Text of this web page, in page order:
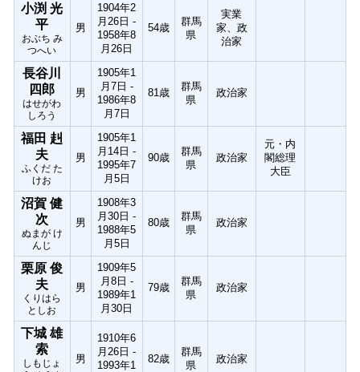
小渕 光
平
おぶち み
つへい
男
1904年2
月26日 -
1958年8
月26日
54歳
群馬
県
実業
家、政
治家
長谷川
四郎
はせがわ
しろう
男
1905年1
月7日 -
1986年8
月7日
81歳
群馬
県
政治家
福田 赳
夫
ふくだ た
けお
男
1905年1
月14日 -
1995年7
月5日
90歳
群馬
県
政治家
元・内
閣総理
大臣
沼賀 健
次
ぬまが け
んじ
男
1908年3
月30日 -
1988年5
月5日
80歳
群馬
県
政治家
栗原 俊
夫
くりはら
としお
男
1909年5
月8日 -
1989年1
月30日
79歳
群馬
県
政治家
下城 雄
索
しもじょ
男
1910年6
月26日 -
1993年1
82歳
群馬
県
政治家